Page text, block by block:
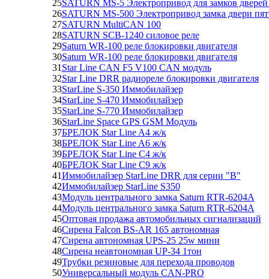
25SATURN MS-5 Электропривод для замков
26SATURN MS-500 Электропривод замка двери
27SATURN MultiCAN 100
28SATURN SCB-1240 силовое реле
29Saturn WR-100 реле блокировки двигателя
30Saturn WR-100 реле блокировки двигателя
31 Star Line CAN F5 V100 CAN модуль
32Star Line DRR радиореле блокировки двигателя
33StarLine S-350 Иммобилайзер
34StarLine S-470 Иммобилайзер
35StarLine S-770 Иммобилайзер
36StarLine Space GPS GSM Модуль
37БРЕЛОК Star Line A4 ж/к
38БРЕЛОК Star Line A6 ж/к
39БРЕЛОК Star Line C4 ж/к
40БРЕЛОК Star Line C9 ж/к
41Иммобилайзер StarLine DRR для серии "В"
42Иммобилайзер StarLine S350
43Модуль центрального замка Saturn RTR-6204A
44Модуль центрального замка Saturn RTR-6204A
45Оптовая продажа автомобильных сигнализаций
46Сирена Falcon BS-AR 165 автономная
47Сирена автономная UPS-25 25w мини
48Сирена неавтономная UP-34 1тон
49Трубки резиновые для перехода проводов
50Универсальный модуль CAN-PRO